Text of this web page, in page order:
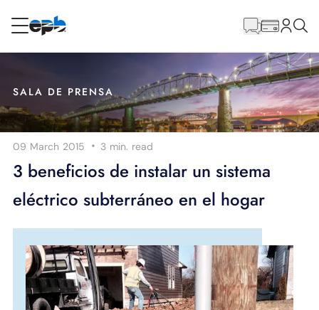
Internet
Energía
Televisión
Teléfono
BLOG
principal
SALA DE PRENSA
09 March 2015 · 3 min. read
3 beneficios de instalar un sistema
eléctrico subterráneo en el hogar